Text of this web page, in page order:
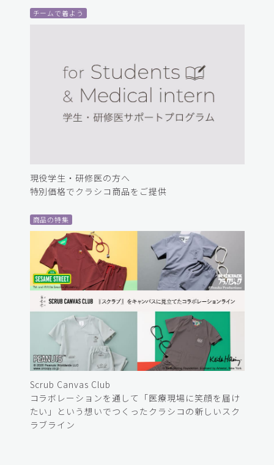
チームで着よう
現役学生・研修医の方へ
特別価格でクラシコ商品をご提供
商品の特集
Scrub Canvas Club
コラボレーションを通して「医療現場に笑顔を届け
たい」という想いでつくったクラシコの新しいスク
ラブライン